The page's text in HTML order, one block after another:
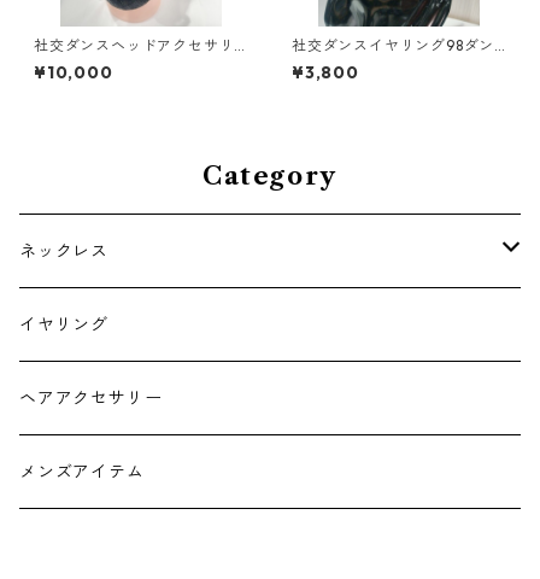
社交ダンスヘッドアクセサリ
ーHA-52ダンスアクセサリー
ベリーダンスブライダルアク
¥10,000
社交ダンスイヤリング98ダン
スアクセサリーベリーダンス
ブライダルアクセサリー
¥3,800
Category
ネックレス
チョーカー
イヤリング
ヘアアクセサリー
メンズアイテム